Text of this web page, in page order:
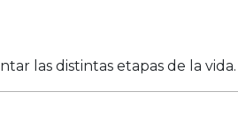
las distintas etapas de la vida.